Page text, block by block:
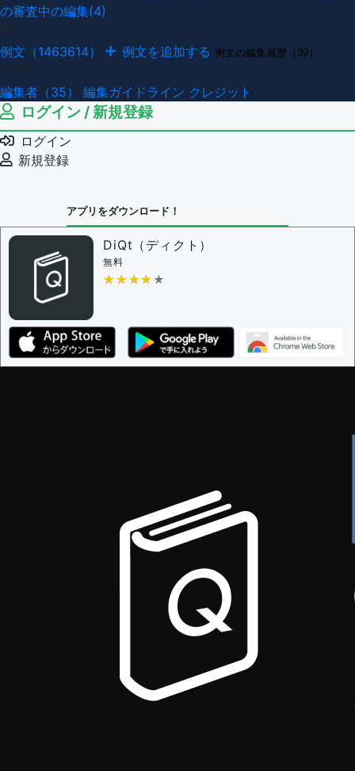
の審査中の編集(4)
例文（1463614） 例文を追加する 例文の編集履歴（39）
編集者（35） 編集ガイドライン クレジット
ログイン / 新規登録
ログイン
新規登録
アプリをダウンロード！
DiQt（ディクト）
無料
★★★★★
★★★★★